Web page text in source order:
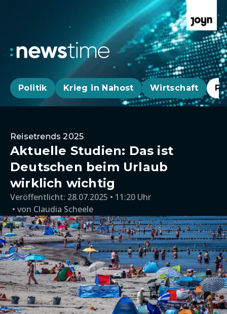
Politik Krieg in Nahost Wirtschaft
Reisetrends 2025
Aktuelle Studien: Das ist
Deutschen beim Urlaub
wirklich wichtig
Veröffentlicht: 28.07.2025 • 11:20 Uhr
von Claudia Scheele